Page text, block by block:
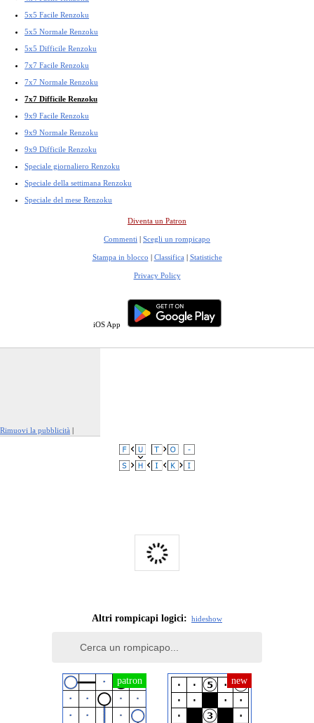
5x5 Facile Renzoku
5x5 Normale Renzoku
5x5 Difficile Renzoku
7x7 Facile Renzoku
7x7 Normale Renzoku
7x7 Difficile Renzoku
9x9 Facile Renzoku
9x9 Normale Renzoku
9x9 Difficile Renzoku
Speciale giornaliero Renzoku
Speciale della settimana Renzoku
Speciale del mese Renzoku
Diventa un Patron
Commenti | Scegli un rompicapo
Stampa in blocco | Classifica | Statistiche
Privacy Policy
iOS App
Rimuovi la pubblicità |
Altri rompicapi logici: hideshow